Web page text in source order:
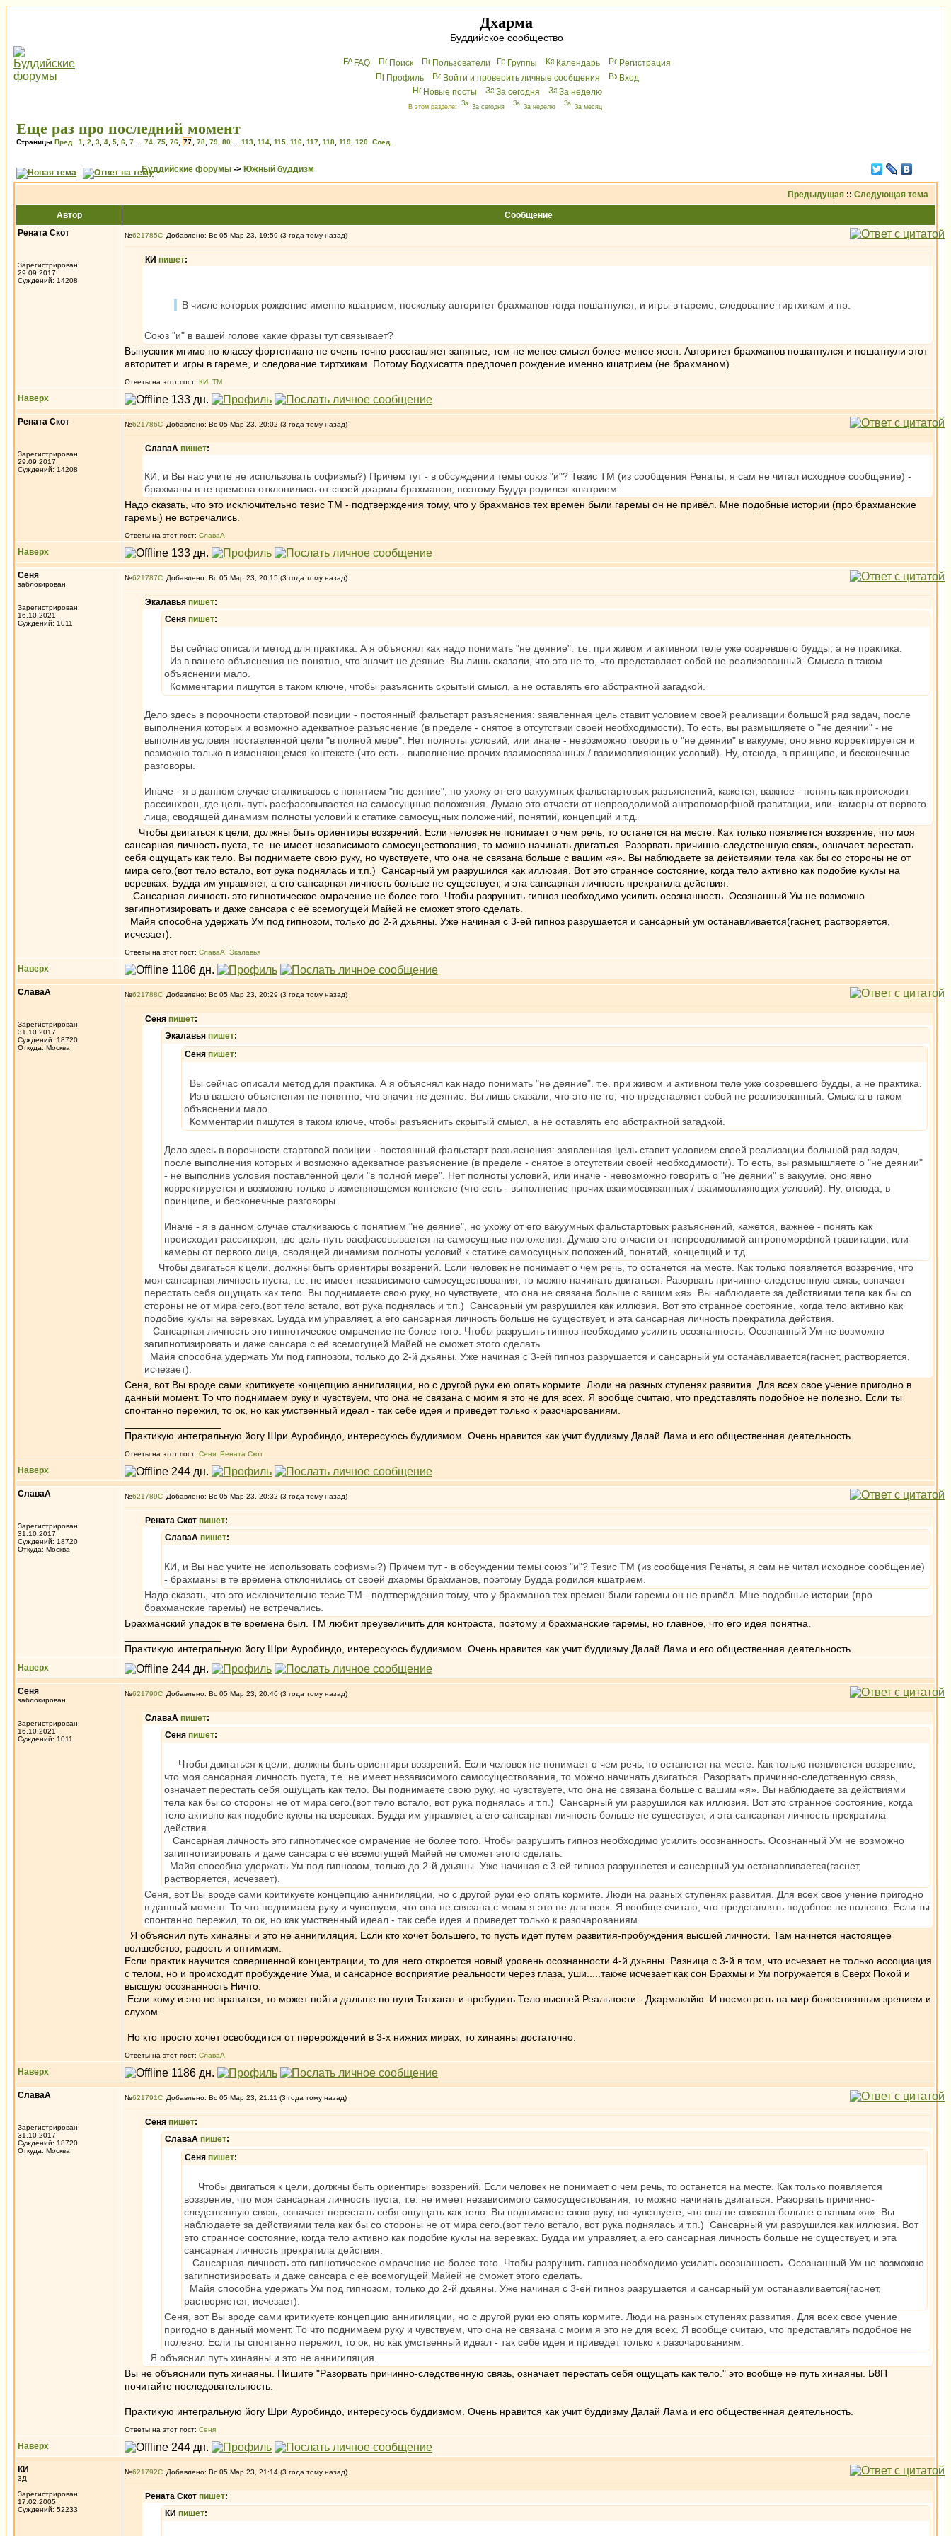
Дхарма
Буддийское сообщество
FAQ Поиск Пользователи Группы Календарь
Peгиcтрaция
Профиль
Войти и проверить личные сообщения
Вхoд
Новые посты
За сегодня За неделю
В этом разделе: За сегодня За неделю За месяц
Еще раз про последний момент
Страницы Пред. 1 2 3 4 5 6 7 74 75 76 77 78 79 80 113 114 115 116 117 118 119 120 След.
Буддийские форумы -> Южный буддизм
Предыдущая :: Следующая тема
Автор
Сообщение
Рената Скот
Зарегистрирован:
29.09.2017
Суждений: 14208
№621785 Добавлено: Вс 05 Мар 23, 19:59 (3 года тому назад)
КИ пишет:
В числе которых рождение именно кшатрием, поскольку авторитет брахманов тогда пошатнулся, и игры в гареме, следование тиртхикам и пр.
Союз "и" в вашей голове какие фразы тут связывает?
Выпускник мгимо по классу фортепиано не очень точно расставляет запятые, тем не менее смысл более-менее ясен. Авторитет брахманов пошатнулся и пошатнули этот
авторитет и игры в гареме, и следование тиртхикам. Потому Бодхисатта предпочел рождение именно кшатрием (не брахманом).
Ответы на этот пост: КИ ТМ
Наверх
Рената Скот
Зарегистрирован:
29.09.2017
Суждений: 14208
№621786 Добавлено: Вс 05 Мар 23, 20:02 (3 года тому назад)
СлаваА пишет:
КИ, и Вы нас учите не использовать софизмы?) Причем тут - в обсуждении темы союз "и"? Тезис ТМ (из сообщения Ренаты, я сам не читал исходное сообщение) -
брахманы в те времена отклонились от своей дхармы брахманов, поэтому Будда родился кшатрием.
Надо сказать, что это исключительно тезис ТМ - подтверждения тому, что у брахманов тех времен были гаремы он не привёл. Мне подобные истории (про брахманские
гаремы) не встречались.
Ответы на этот пост: СлаваА
Наверх
Сеня
заблокирован
Зарегистрирован:
16.10.2021
Суждений: 1011
№621787 Добавлено: Вс 05 Мар 23, 20:15 (3 года тому назад)
Экалавья пишет:
Сеня пишет:
Вы сейчас описали метод для практика. А я объяснял как надо понимать "не деяние". т.е. при живом и активном теле уже созревшего будды, а не практика.
Из в вашего объяснения не понятно, что значит не деяние. Вы лишь сказали, что это не то, что представляет собой не реализованный. Смысла в таком
объяснении мало.
Комментарии пишутся в таком ключе, чтобы разъяснить скрытый смысл, а не оставлять его абстрактной загадкой.
Дело здесь в порочности стартовой позиции - постоянный фальстарт разъяснения: заявленная цель ставит условием своей реализации большой ряд задач, после
выполнения которых и возможно адекватное разъяснение (в пределе - снятое в отсутствии своей необходимости). То есть, вы размышляете о "не деянии" - не
выполнив условия поставленной цели "в полной мере". Нет полноты условий, или иначе - невозможно говорить о "не деянии" в вакууме, оно явно корректируется и
возможно только в изменяющемся контексте (что есть - выполнение прочих взаимосвязанных / взаимовлияющих условий). Ну, отсюда, в принципе, и бесконечные
разговоры.
Иначе - я в данном случае сталкиваюсь с понятием "не деяние", но ухожу от его вакуумных фальстартовых разъяснений, кажется, важнее - понять как происходит
рассинхрон, где цель-путь расфасовывается на самосущные положения. Думаю это отчасти от непреодолимой антропоморфной гравитации, или- камеры от первого
лица, сводящей динамизм полноты условий к статике самосущных положений, понятий, концепций и т.д.
Чтобы двигаться к цели, должны быть ориентиры воззрений. Если человек не понимает о чем речь, то останется на месте. Как только появляется воззрение, что моя
сансарная личность пуста, т.е. не имеет независимого самосуществования, то можно начинать двигаться. Разорвать причинно-следственную связь, означает перестать
себя ощущать как тело. Вы поднимаете свою руку, но чувствуете, что она не связана больше с вашим «я». Вы наблюдаете за действиями тела как бы со стороны не от
мира сего.(вот тело встало, вот рука поднялась и т.п.) Сансарный ум разрушился как иллюзия. Вот это странное состояние, когда тело активно как подобие куклы на
веревках. Будда им управляет, а его сансарная личность больше не существует, и эта сансарная личность прекратила действия.
Сансарная личность это гипнотическое омрачение не более того. Чтобы разрушить гипноз необходимо усилить осознанность. Осознанный Ум не возможно
загипнотизировать и даже сансара с её всемогущей Майей не сможет этого сделать.
Майя способна удержать Ум под гипнозом, только до 2-й дхьяны. Уже начиная с 3-ей гипноз разрушается и сансарный ум останавливается(гаснет, растворяется,
исчезает).
Ответы на этот пост: СлаваА Экалавья
Наверх
СлаваА
Зарегистрирован:
31.10.2017
Суждений: 18720
Откуда: Москва
№621788 Добавлено: Вс 05 Мар 23, 20:29 (3 года тому назад)
Сеня пишет:
Экалавья пишет:
Сеня пишет:
Вы сейчас описали метод для практика. А я объяснял как надо понимать "не деяние". т.е. при живом и активном теле уже созревшего будды, а не практика.
Из в вашего объяснения не понятно, что значит не деяние. Вы лишь сказали, что это не то, что представляет собой не реализованный. Смысла в таком
объяснении мало.
Комментарии пишутся в таком ключе, чтобы разъяснить скрытый смысл, а не оставлять его абстрактной загадкой.
Дело здесь в порочности стартовой позиции - постоянный фальстарт разъяснения: заявленная цель ставит условием своей реализации большой ряд задач,
после выполнения которых и возможно адекватное разъяснение (в пределе - снятое в отсутствии своей необходимости). То есть, вы размышляете о "не деянии"
- не выполнив условия поставленной цели "в полной мере". Нет полноты условий, или иначе - невозможно говорить о "не деянии" в вакууме, оно явно
корректируется и возможно только в изменяющемся контексте (что есть - выполнение прочих взаимосвязанных / взаимовлияющих условий). Ну, отсюда, в
принципе, и бесконечные разговоры.
Иначе - я в данном случае сталкиваюсь с понятием "не деяние", но ухожу от его вакуумных фальстартовых разъяснений, кажется, важнее - понять как
происходит рассинхрон, где цель-путь расфасовывается на самосущные положения. Думаю это отчасти от непреодолимой антропоморфной гравитации, или-
камеры от первого лица, сводящей динамизм полноты условий к статике самосущных положений, понятий, концепций и т.д.
Чтобы двигаться к цели, должны быть ориентиры воззрений. Если человек не понимает о чем речь, то останется на месте. Как только появляется воззрение, что
моя сансарная личность пуста, т.е. не имеет независимого самосуществования, то можно начинать двигаться. Разорвать причинно-следственную связь, означает
перестать себя ощущать как тело. Вы поднимаете свою руку, но чувствуете, что она не связана больше с вашим «я». Вы наблюдаете за действиями тела как бы со
стороны не от мира сего.(вот тело встало, вот рука поднялась и т.п.) Сансарный ум разрушился как иллюзия. Вот это странное состояние, когда тело активно как
подобие куклы на веревках. Будда им управляет, а его сансарная личность больше не существует, и эта сансарная личность прекратила действия.
Сансарная личность это гипнотическое омрачение не более того. Чтобы разрушить гипноз необходимо усилить осознанность. Осознанный Ум не возможно
загипнотизировать и даже сансара с её всемогущей Майей не сможет этого сделать.
Майя способна удержать Ум под гипнозом, только до 2-й дхьяны. Уже начиная с 3-ей гипноз разрушается и сансарный ум останавливается(гаснет, растворяется,
исчезает).
Сеня, вот Вы вроде сами критикуете концепцию аннигиляции, но с другой руки ею опять кормите. Люди на разных ступенях развития. Для всех свое учение пригодно в
данный момент. То что поднимаем руку и чувствуем, что она не связана с моим я это не для всех. Я вообще считаю, что представлять подобное не полезно. Если ты
спонтанно пережил, то ок, но как умственный идеал - так себе идея и приведет только к разочарованиям.
Практикую интегральную йогу Шри Ауробиндо, интересуюсь буддизмом. Очень нравится как учит буддизму Далай Лама и его общественная деятельность.
Ответы на этот пост: Сеня Рената Скот
Наверх
СлаваА
Зарегистрирован:
31.10.2017
Суждений: 18720
Откуда: Москва
№621789 Добавлено: Вс 05 Мар 23, 20:32 (3 года тому назад)
Рената Скот пишет:
СлаваА пишет:
КИ, и Вы нас учите не использовать софизмы?) Причем тут - в обсуждении темы союз "и"? Тезис ТМ (из сообщения Ренаты, я сам не читал исходное сообщение)
- брахманы в те времена отклонились от своей дхармы брахманов, поэтому Будда родился кшатрием.
Надо сказать, что это исключительно тезис ТМ - подтверждения тому, что у брахманов тех времен были гаремы он не привёл. Мне подобные истории (про
брахманские гаремы) не встречались.
Брахманский упадок в те времена был. ТМ любит преувеличить для контраста, поэтому и брахманские гаремы, но главное, что его идея понятна.
Практикую интегральную йогу Шри Ауробиндо, интересуюсь буддизмом. Очень нравится как учит буддизму Далай Лама и его общественная деятельность.
Наверх
Сеня
заблокирован
Зарегистрирован:
16.10.2021
Суждений: 1011
№621790 Добавлено: Вс 05 Мар 23, 20:46 (3 года тому назад)
СлаваА пишет:
Сеня пишет:
Чтобы двигаться к цели, должны быть ориентиры воззрений. Если человек не понимает о чем речь, то останется на месте. Как только появляется воззрение,
что моя сансарная личность пуста, т.е. не имеет независимого самосуществования, то можно начинать двигаться. Разорвать причинно-следственную связь,
означает перестать себя ощущать как тело. Вы поднимаете свою руку, но чувствуете, что она не связана больше с вашим «я». Вы наблюдаете за действиями
тела как бы со стороны не от мира сего.(вот тело встало, вот рука поднялась и т.п.) Сансарный ум разрушился как иллюзия. Вот это странное состояние, когда
тело активно как подобие куклы на веревках. Будда им управляет, а его сансарная личность больше не существует, и эта сансарная личность прекратила
действия.
Сансарная личность это гипнотическое омрачение не более того. Чтобы разрушить гипноз необходимо усилить осознанность. Осознанный Ум не возможно
загипнотизировать и даже сансара с её всемогущей Майей не сможет этого сделать.
Майя способна удержать Ум под гипнозом, только до 2-й дхьяны. Уже начиная с 3-ей гипноз разрушается и сансарный ум останавливается(гаснет,
растворяется, исчезает).
Сеня, вот Вы вроде сами критикуете концепцию аннигиляции, но с другой руки ею опять кормите. Люди на разных ступенях развития. Для всех свое учение пригодно
в данный момент. То что поднимаем руку и чувствуем, что она не связана с моим я это не для всех. Я вообще считаю, что представлять подобное не полезно. Если ты
спонтанно пережил, то ок, но как умственный идеал - так себе идея и приведет только к разочарованиям.
Я объяснил путь хинаяны и это не аннигиляция. Если кто хочет большего, то пусть идет путем развития-пробуждения высшей личности. Там начнется настоящее
волшебство, радость и оптимизм.
Если практик научится совершенной концентрации, то для него откроется новый уровень осознанности 4-й дхьяны. Разница с 3-й в том, что исчезает не только ассоциация
с телом, но и происходит пробуждение Ума, и сансарное восприятие реальности через глаза, уши.....также исчезает как сон Брахмы и Ум погружается в Сверх Покой и
высшую осознанность Ничто.
Если кому и это не нравится, то может пойти дальше по пути Татхагат и пробудить Тело высшей Реальности - Дхармакайю. И посмотреть на мир божественным зрением и
слухом.
Но кто просто хочет освободится от перерождений в 3-х нижних мирах, то хинаяны достаточно.
Ответы на этот пост: СлаваА
Наверх
СлаваА
Зарегистрирован:
31.10.2017
Суждений: 18720
Откуда: Москва
№621791 Добавлено: Вс 05 Мар 23, 21:11 (3 года тому назад)
Сеня пишет:
СлаваА пишет:
Сеня пишет:
Чтобы двигаться к цели, должны быть ориентиры воззрений. Если человек не понимает о чем речь, то останется на месте. Как только появляется
воззрение, что моя сансарная личность пуста, т.е. не имеет независимого самосуществования, то можно начинать двигаться. Разорвать причинно-
следственную связь, означает перестать себя ощущать как тело. Вы поднимаете свою руку, но чувствуете, что она не связана больше с вашим «я». Вы
наблюдаете за действиями тела как бы со стороны не от мира сего.(вот тело встало, вот рука поднялась и т.п.) Сансарный ум разрушился как иллюзия. Вот
это странное состояние, когда тело активно как подобие куклы на веревках. Будда им управляет, а его сансарная личность больше не существует, и эта
сансарная личность прекратила действия.
Сансарная личность это гипнотическое омрачение не более того. Чтобы разрушить гипноз необходимо усилить осознанность. Осознанный Ум не возможно
загипнотизировать и даже сансара с её всемогущей Майей не сможет этого сделать.
Майя способна удержать Ум под гипнозом, только до 2-й дхьяны. Уже начиная с 3-ей гипноз разрушается и сансарный ум останавливается(гаснет,
растворяется, исчезает).
Сеня, вот Вы вроде сами критикуете концепцию аннигиляции, но с другой руки ею опять кормите. Люди на разных ступенях развития. Для всех свое учение
пригодно в данный момент. То что поднимаем руку и чувствуем, что она не связана с моим я это не для всех. Я вообще считаю, что представлять подобное не
полезно. Если ты спонтанно пережил, то ок, но как умственный идеал - так себе идея и приведет только к разочарованиям.
Я объяснил путь хинаяны и это не аннигиляция.
Вы не объяснили путь хинаяны. Пишите "Разорвать причинно-следственную связь, означает перестать себя ощущать как тело." это вообще не путь хинаяны. Б8П
почитайте последовательность.
Практикую интегральную йогу Шри Ауробиндо, интересуюсь буддизмом. Очень нравится как учит буддизму Далай Лама и его общественная деятельность.
Ответы на этот пост: Сеня
Наверх
КИ
3Д
Зарегистрирован:
17.02.2005
Суждений: 52233
№621792 Добавлено: Вс 05 Мар 23, 21:14 (3 года тому назад)
Рената Скот пишет:
КИ пишет: